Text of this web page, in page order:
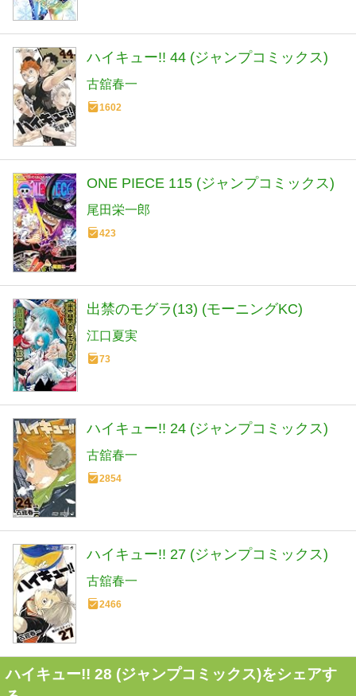
ハイキュー!! 44 (ジャンプコミックス)
古舘春一
1602
ONE PIECE 115 (ジャンプコミックス)
尾田栄一郎
423
出禁のモグラ(13) (モーニングKC)
江口夏実
73
ハイキュー!! 24 (ジャンプコミックス)
古舘春一
2854
ハイキュー!! 27 (ジャンプコミックス)
古舘春一
2466
ハイキュー!! 28 (ジャンプコミックス)をシェアす